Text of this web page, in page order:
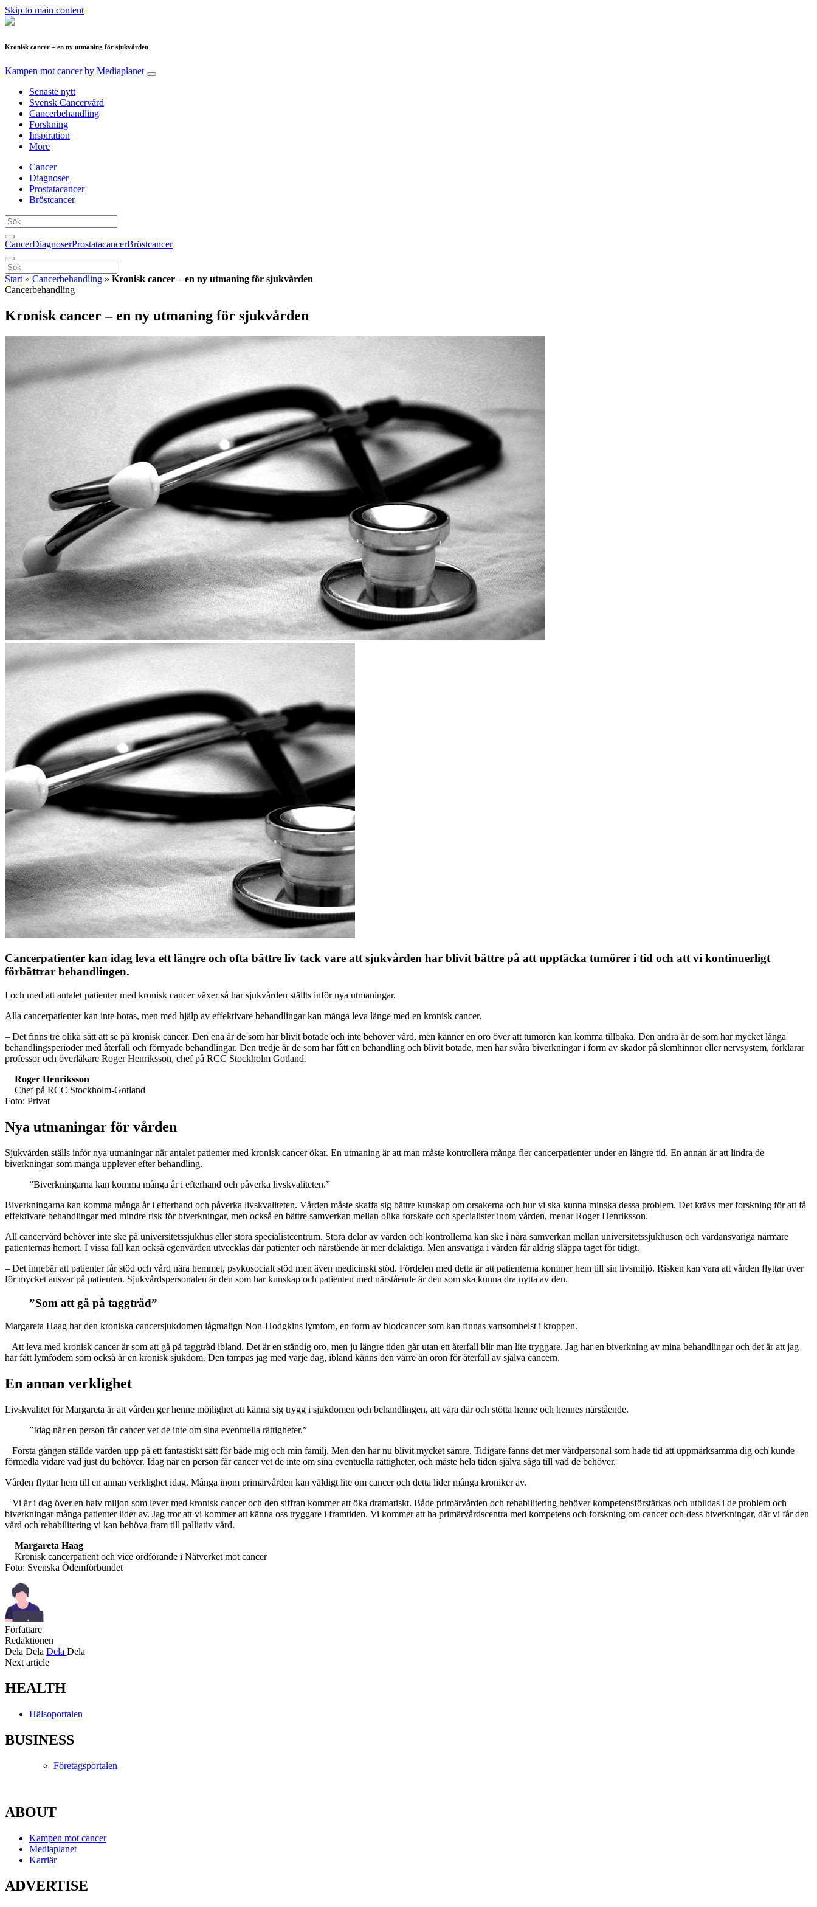
Skip to main content
Kronisk cancer – en ny utmaning för sjukvården
Kampen mot cancerby Mediaplanet
Senaste nytt
Svensk Cancervård
Cancerbehandling
Forskning
Inspiration
More
Cancer
Diagnoser
Prostatacancer
Bröstcancer
CancerDiagnoserProstatacancerBröstcancer
Start » Cancerbehandling » Kronisk cancer – en ny utmaning för sjukvården
Cancerbehandling
Kronisk cancer – en ny utmaning för sjukvården
Cancerpatienter kan idag leva ett längre och ofta bättre liv tack vare att sjukvården har blivit bättre på att upptäcka tumörer i tid och att vi kontinuerligt
förbättrar behandlingen.
I och med att antalet patienter med kronisk cancer växer så har sjukvården ställts inför nya utmaningar.
Alla cancerpatienter kan inte botas, men med hjälp av effektivare behandlingar kan många leva länge med en kronisk cancer.
– Det finns tre olika sätt att se på kronisk cancer. Den ena är de som har blivit botade och inte behöver vård, men känner en oro över att tumören kan komma tillbaka. Den andra är de som har mycket långa
behandlingsperioder med återfall och förnyade behandlingar. Den tredje är de som har fått en behandling och blivit botade, men har svåra biverkningar i form av skador på slemhinnor eller nervsystem, förklarar
professor och överläkare Roger Henriksson, chef på RCC Stockholm Gotland.
Roger Henriksson
Chef på RCC Stockholm-Gotland
Foto: Privat
Nya utmaningar för vården
Sjukvården ställs inför nya utmaningar när antalet patienter med kronisk cancer ökar. En utmaning är att man måste kontrollera många fler cancerpatienter under en längre tid. En annan är att lindra de
biverkningar som många upplever efter behandling.
”Biverkningarna kan komma många år i efterhand och påverka livskvaliteten.”
Biverkningarna kan komma många år i efterhand och påverka livskvaliteten. Vården måste skaffa sig bättre kunskap om orsakerna och hur vi ska kunna minska dessa problem. Det krävs mer forskning för att få
effektivare behandlingar med mindre risk för biverkningar, men också en bättre samverkan mellan olika forskare och specialister inom vården, menar Roger Henriksson.
All cancervård behöver inte ske på universitetssjukhus eller stora specialistcentrum. Stora delar av vården och kontrollerna kan ske i nära samverkan mellan universitetssjukhusen och vårdansvariga närmare
patienternas hemort. I vissa fall kan också egenvården utvecklas där patienter och närstående är mer delaktiga. Men ansvariga i vården får aldrig släppa taget för tidigt.
– Det innebär att patienter får stöd och vård nära hemmet, psykosocialt stöd men även medicinskt stöd. Fördelen med detta är att patienterna kommer hem till sin livsmiljö. Risken kan vara att vården flyttar över
för mycket ansvar på patienten. Sjukvårdspersonalen är den som har kunskap och patienten med närstående är den som ska kunna dra nytta av den.
”Som att gå på taggtråd”
Margareta Haag har den kroniska cancersjukdomen lågmalign Non-Hodgkins lymfom, en form av blodcancer som kan finnas vartsomhelst i kroppen.
– Att leva med kronisk cancer är som att gå på taggtråd ibland. Det är en ständig oro, men ju längre tiden går utan ett återfall blir man lite tryggare. Jag har en biverkning av mina behandlingar och det är att jag
har fått lymfödem som också är en kronisk sjukdom. Den tampas jag med varje dag, ibland känns den värre än oron för återfall av själva cancern.
En annan verklighet
Livskvalitet för Margareta är att vården ger henne möjlighet att känna sig trygg i sjukdomen och behandlingen, att vara där och stötta henne och hennes närstående.
”Idag när en person får cancer vet de inte om sina eventuella rättigheter.”
– Första gången ställde vården upp på ett fantastiskt sätt för både mig och min familj. Men den har nu blivit mycket sämre. Tidigare fanns det mer vårdpersonal som hade tid att uppmärksamma dig och kunde
förmedla vidare vad just du behöver. Idag när en person får cancer vet de inte om sina eventuella rättigheter, och måste hela tiden själva säga till vad de behöver.
Vården flyttar hem till en annan verklighet idag. Många inom primärvården kan väldigt lite om cancer och detta lider många kroniker av.
– Vi är i dag över en halv miljon som lever med kronisk cancer och den siffran kommer att öka dramatiskt. Både primärvården och rehabilitering behöver kompetensförstärkas och utbildas i de problem och
biverkningar många patienter lider av. Jag tror att vi kommer att känna oss tryggare i framtiden. Vi kommer att ha primärvårdscentra med kompetens och forskning om cancer och dess biverkningar, där vi får den
vård och rehabilitering vi kan behöva fram till palliativ vård.
Margareta Haag
Kronisk cancerpatient och vice ordförande i Nätverket mot cancer
Foto: Svenska Ödemförbundet
Författare
Redaktionen
Dela Dela Dela Dela
Next article
HEALTH
Hälsoportalen
BUSINESS
Företagsportalen
ABOUT
Kampen mot cancer
Mediaplanet
Karriär
ADVERTISE